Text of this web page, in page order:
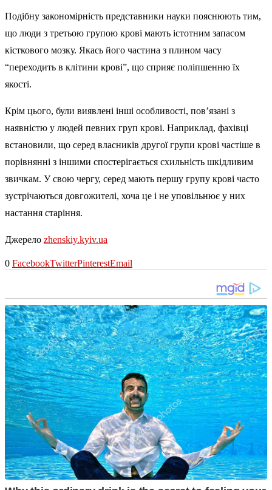
Подібну закономірність представники науки пояснюють тим,
що люди з третьою групою крові мають істотним запасом
кісткового мозку. Якась його частина з плином часу
“переходить в клітини крові”, що сприяє поліпшенню їх
якості.
Крім цього, були виявлені інші особливості, пов’язані з
наявністю у людей певних груп крові. Наприклад, фахівці
встановили, що серед власників другої групи крові частіше в
порівнянні з іншими спостерігається схильність шкідливим
звичкам. У свою чергу, серед мають першу групу крові часто
зустрічаються довгожителі, хоча це і не уповільнює у них
настання старіння.
Джерело zhenskiy.kyiv.ua
0 FacebookTwitterPinterestEmail